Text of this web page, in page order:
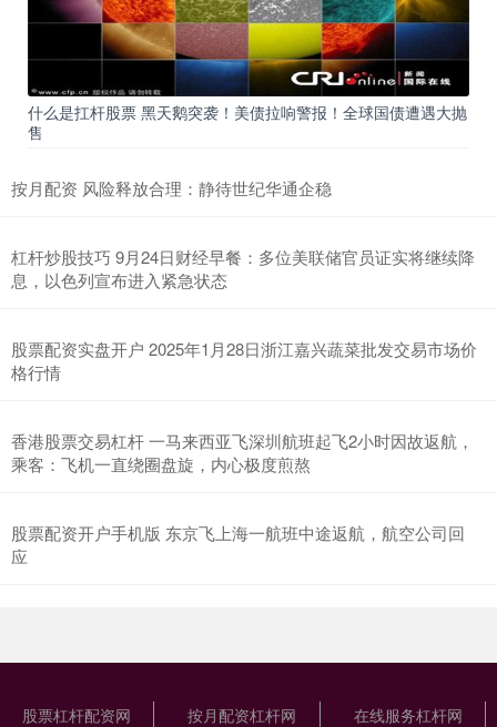
什么是扛杆股票 黑天鹅突袭！美债拉响警报！全球国债遭遇大抛
售
按月配资 风险释放合理：静待世纪华通企稳
杠杆炒股技巧 9月24日财经早餐：多位美联储官员证实将继续降
息，以色列宣布进入紧急状态
股票配资实盘开户 2025年1月28日浙江嘉兴蔬菜批发交易市场价
格行情
香港股票交易杠杆 一马来西亚飞深圳航班起飞2小时因故返航，
乘客：飞机一直绕圈盘旋，内心极度煎熬
股票配资开户手机版 东京飞上海一航班中途返航，航空公司回
应
股票杠杆配资网 按月配资杠杆网 在线服务杠杆网